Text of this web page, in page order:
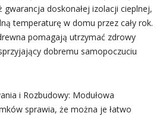
doskonałej izolacji cieplnej,
temperaturę w domu przez cały rok.
pomagają utrzymać zdrowy
dobremu samopoczuciu
i Rozbudowy: Modułowa
sprawia, że można je łatwo